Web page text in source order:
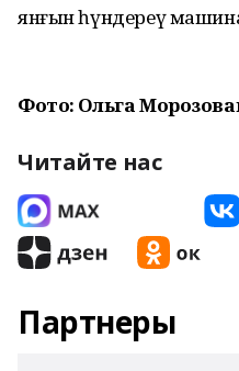
янғын һүндереү
Фото: Ольга
Читайте нас
Партнеры